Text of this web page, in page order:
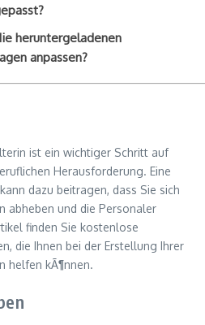
heruntergeladenen
anpassen?
ist ein wichtiger Schritt auf
Herausforderung. Eine
dazu beitragen, dass Sie sich
abheben und die Personaler
finden Sie kostenlose
die Ihnen bei der Erstellung Ihrer
helfen kÃ¶nnen.